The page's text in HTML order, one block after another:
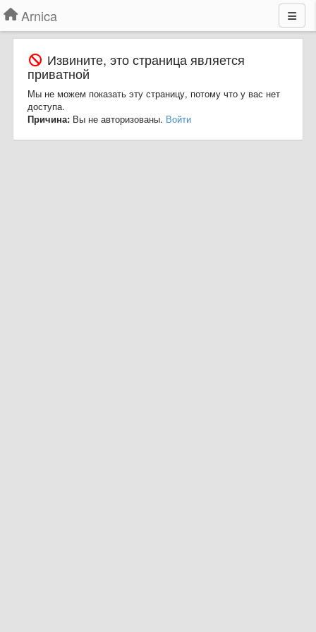
Arnica
Извините, это страница является
приватной
Мы не можем показать эту страницу, потому что у вас нет
доступа.
Причина: Вы не авторизованы. Войти